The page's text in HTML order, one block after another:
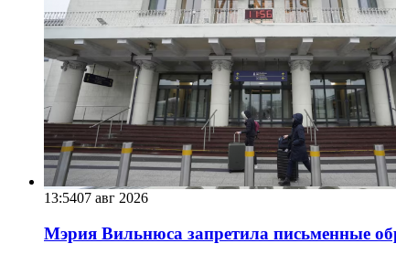
13:5407 авг 2026
Мэрия Вильнюса запретила письменные